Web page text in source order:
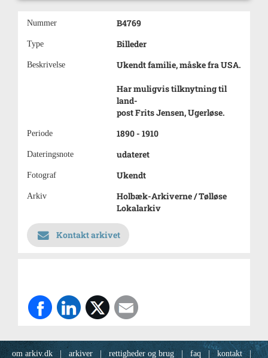
Nummer B4769
Type Billeder
Beskrivelse Ukendt familie, måske fra USA.
Har muligvis tilknytning til
land-
post Frits Jensen, Ugerløse.
Periode 1890 - 1910
Dateringsnote udateret
Fotograf Ukendt
Arkiv
Holbæk-Arkiverne / Tølløse
Lokalarkiv
Kontakt arkivet
om arkiv.dk arkiver rettigheder og brug | faq | kontakt |